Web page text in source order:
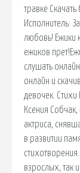
травке
Исполнитель:
любовь! Ежики
ежиков
слушать
онлайн и
девочек.
Ксения
актриса,
в развитии
взрослых, так